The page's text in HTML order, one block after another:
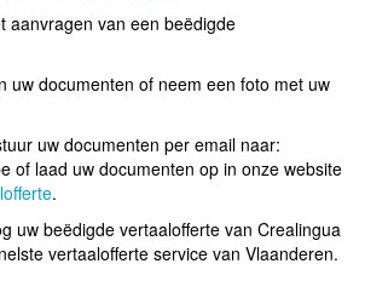
aanvragen van een beëdigde
uw documenten of neem een foto met uw
uw documenten per email naar:
of laad uw documenten op in onze website
.
uw beëdigde vertaalofferte van Crealingua
vertaalofferte service van Vlaanderen.